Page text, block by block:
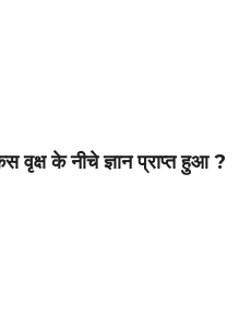
वृक्ष के नीचे ज्ञान प्राप्त हुआ ?